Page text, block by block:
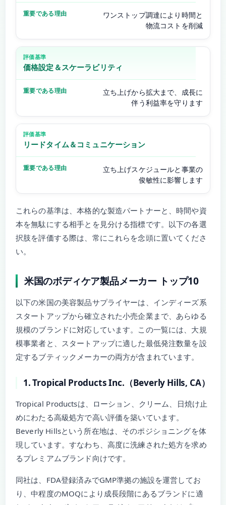
ワンストップ調達により時間と
物流コストを削減
価格設定＆スケーラビリティ
立ち上げから拡大まで、成長に
伴う利益率を守ります
リードタイム＆コミュニケーション
立ち上げスケジュールと事業の
俊敏性に影響します
これらの基準は、本格的な製造パートナーと、時間や資
本を無駄にする相手とを見分ける指標です。以下の各選
択肢を評価する際は、常にこれらを念頭に置いてくださ
い。
米国のボディケア製品メーカー トップ10
以下の米国の美容製品サプライヤーは、インディーズ系
スタートアップから確立された小売企業まで、あらゆる
規模のブランドに対応しています。この一覧には、大規
模事業者と、スタートアップに適した最低発注数量を設
定するブティックメーカーの両方が含まれています。
1. Tropical Products Inc.（Beverly Hills, CA）
Tropical Productsは、ローション、クリーム、日焼け止
めにわたる高級処方で高い評価を築いています。
Beverly Hillsという所在地は、そのポジショニングを体
現しています。すなわち、高度に洗練された処方を求め
るプレミアムブランド向けです。
同社は、FDA登録済みでGMP準拠の施設を運営してお
り、中程度のMOQにより成長段階にあるブランドに適